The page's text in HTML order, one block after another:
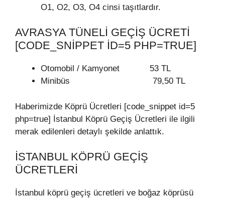
O1, O2, O3, O4 cinsi taşıtlardır.
AVRASYA TÜNELI GEÇIŞ ÜCRETI
[CODE_SNIPPET ID=5 PHP=TRUE]
Otomobil / Kamyonet 53 TL
Minibüs 79,50 TL
Haberimizde Köprü Ücretleri [code_snippet id=5
php=true] İstanbul Köprü Geçiş Ücretleri ile ilgili
merak edilenleri detaylı şekilde anlattık.
İSTANBUL KÖPRÜ GEÇIŞ
ÜCRETLERI
İstanbul köprü geçiş ücretleri ve boğaz köprüsü